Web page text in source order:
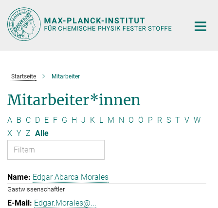
Hauptinhalt
Startseite Mitarbeiter
Mitarbeiter*innen
A B C D E F G H J K L M N O Ö P R S T V W
X Y Z Alle
Edgar Abarca Morales
Gastwissenschaftler
Edgar.Morales@...